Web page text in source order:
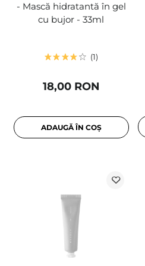
- Mască hidratantă în gel
cu bujor - 33ml
1
18,00 RON
ADAUGĂ ÎN COȘ